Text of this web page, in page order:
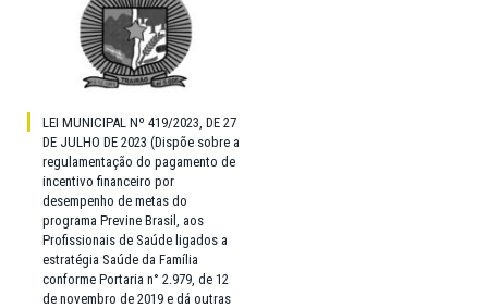
LEI MUNICIPAL Nº 419/2023, DE 27
DE JULHO DE 2023 (Dispõe sobre a
regulamentação do pagamento de
incentivo financeiro por
desempenho de metas do
programa Previne Brasil, aos
Profissionais de Saúde ligados a
estratégia Saúde da Família
conforme Portaria n° 2.979, de 12
de novembro de 2019 e dá outras